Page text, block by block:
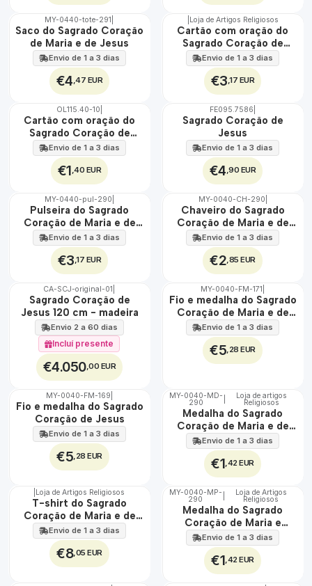
🇵🇹
100%
MY-0440-tote-291
Saco do Sagrado Coração
de Maria e de Jesus
Envio de 1 a 3 dias
€4,47 EUR
🇵🇹
100%
Loja de Artigos Religiosos
Cartão com oração do
Sagrado Coração de
Maria e de Jesus
Envio de 1 a 3 dias
€3,17 EUR
OL115.40-10
Cartão com oração do
Sagrado Coração de
Jesus
Envio de 1 a 3 dias
€1,40 EUR
FE095.7586
Sagrado Coração de
Jesus
Envio de 1 a 3 dias
€4,90 EUR
🇵🇹
100%
MY-0440-pul-290
Pulseira do Sagrado
Coração de Maria e de
Jesus
Envio de 1 a 3 dias
€3,17 EUR
🇵🇹
100%
MY-0040-CH-290
Chaveiro do Sagrado
Coração de Maria e de
Jesus
Envio de 1 a 3 dias
€2,85 EUR
🇵🇹
100%
EXCLUSIVO
CA-SCJ-original-01
Sagrado Coração de
Jesus 120 cm - madeira
Envio 2 a 60 dias
Incluí presente
€4.050,00 EUR
MY-0040-FM-171
Fio e medalha do Sagrado
Coração de Maria e de
Jesus
Envio de 1 a 3 dias
€5,28 EUR
MY-0040-FM-169
Fio e medalha do Sagrado
Coração de Jesus
Envio de 1 a 3 dias
€5,28 EUR
🇵🇹
100%
MY-0040-MD-
290
Loja de artigos
Religiosos
Medalha do Sagrado
Coração de Maria e de
Jesus
Envio de 1 a 3 dias
€1,42 EUR
🇵🇹
100%
Loja de Artigos Religiosos
T-shirt do Sagrado
Coração de Maria e de
Jesus
Envio de 1 a 3 dias
€8,05 EUR
🇵🇹
100%
MY-0040-MP-
290
Loja de Artigos
Religiosos
Medalha do Sagrado
Coração de Maria e
Jesus
Envio de 1 a 3 dias
€1,42 EUR